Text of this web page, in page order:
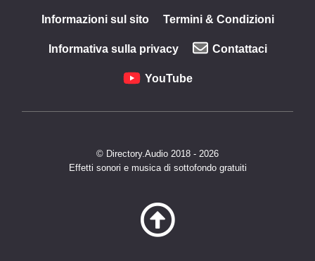
Informazioni sul sito Termini & Condizioni
Informativa sulla privacy Contattaci
YouTube
© Directory.Audio 2018 - 2026
Effetti sonori e musica di sottofondo gratuiti